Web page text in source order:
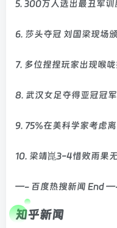
5. 300万人选出最丑军训
6. 莎头夺冠 刘国梁现场
7. 多位捏捏玩家出现喉
8. 武汉女足夺得亚冠冠军
9. 75%在美科学家考虑
10. 梁靖崑3-4惜败雨果
—- 百度热搜新闻 End
知乎新闻